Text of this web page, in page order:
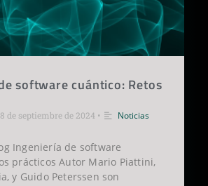
software cuántico: Retos
de septiembre de 2024 • Noticias
Ingeniería de software
prácticos Autor Mario Piattini,
y Guido Peterssen son